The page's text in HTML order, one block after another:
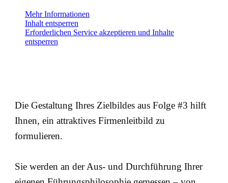
Mehr Informationen
Inhalt entsperren
Erforderlichen Service akzeptieren und Inhalte
entsperren
Die Gestaltung Ihres Zielbildes aus Folge #3 hilft
Ihnen, ein attraktives Firmenleitbild zu
formulieren.
Sie werden an der Aus- und Durchführung Ihrer